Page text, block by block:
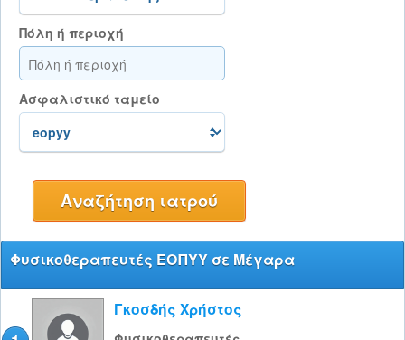
Πόλη ή περιοχή
Ασφαλιστικό ταμείο
Φυσικοθεραπευτές ΕΟΠΥΥ σε Μέγαρα
Γκοσδής Χρήστος